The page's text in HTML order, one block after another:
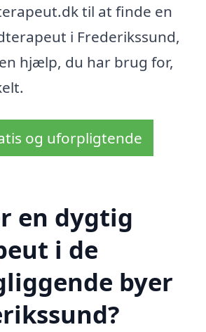
til at finde en
i Frederikssund,
hjælp, du har brug for,
og uforpligtende
en dygtig
i de
byer